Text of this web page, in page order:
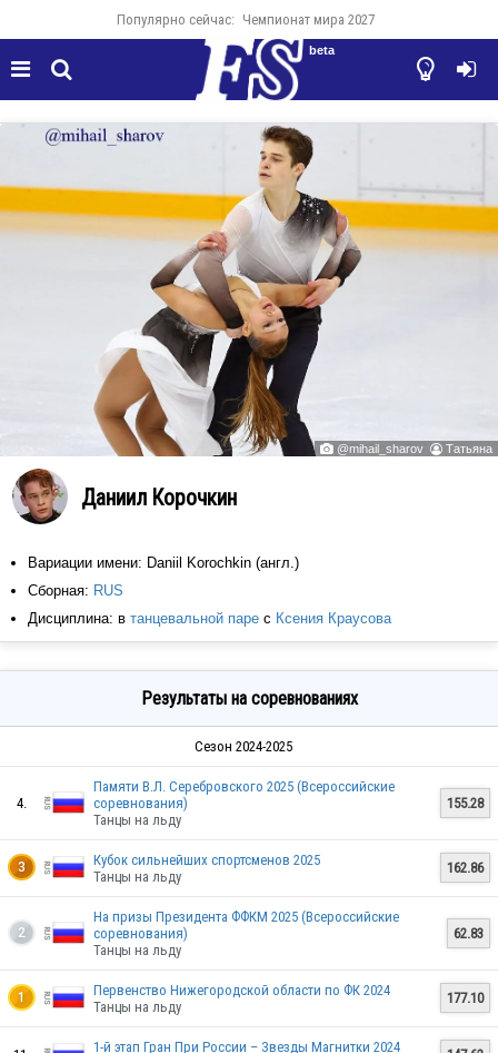
Популярно сейчас: Чемпионат мира 2027
  

beta
 @mihail_sharov  Татьяна
Даниил Корочкин
Вариации имени: Daniil Korochkin (англ.)
Сборная: RUS
Дисциплина: в танцевальной паре с Ксения Краусова
Результаты на соревнованиях
Сезон 2024-2025
4.
Памяти В.Л. Серебровского 2025 (Всероссийские
соревнования)
Танцы на льду
155.28
3
Кубок сильнейших спортсменов 2025
Танцы на льду
162.86
2
На призы Президента ФФКМ 2025 (Всероссийские
соревнования)
Танцы на льду
62.83
1
Первенство Нижегородской области по ФК 2024
Танцы на льду
177.10
1-й этап Гран При России – Звезды Магнитки 2024